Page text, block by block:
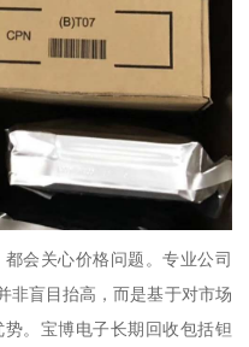
会关心价格问题。专业公司
非盲目抬高，而是基于对市场
。宝博电子长期回收包括钽